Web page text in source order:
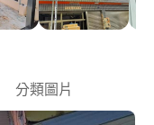
分類圖片